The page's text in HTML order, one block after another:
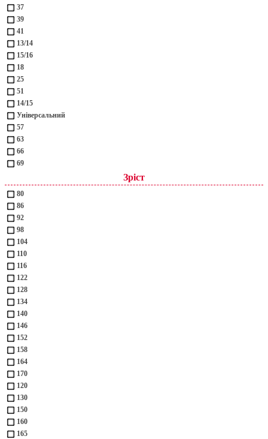
37
39
41
13/14
15/16
18
25
51
14/15
Універсальний
57
63
66
69
Зріст
80
86
92
98
104
110
116
122
128
134
140
146
152
158
164
170
120
130
150
160
165